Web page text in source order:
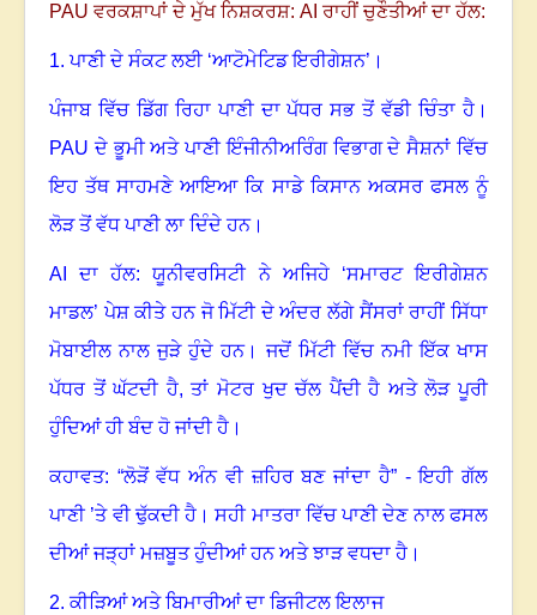
PAU ਵਰਕਸ਼ਾਪਾਂ ਦੇ ਮੁੱਖ ਨਿਸ਼ਕਰਸ਼: AI ਰਾਹੀਂ ਚੁਣੌਤੀਆਂ ਦਾ ਹੱਲ:
1.ਪਾਣੀ ਦੇ ਸੰਕਟ ਲਈ ‘ਆਟੋਮੇਟਿਡ ਇਰੀਗੇਸ਼ਨ’ ।
ਪੰਜਾਬ ਵਿੱਚ ਡਿੱਗ ਰਿਹਾ ਪਾਣੀ ਦਾ ਪੱਧਰ ਸਭ ਤੋਂ ਵੱਡੀ ਚਿੰਤਾ ਹੈ।
PAUਦੇ ਭੂਮੀ ਅਤੇ ਪਾਣੀ ਇੰਜੀਨੀਅਰਿੰਗ ਵਿਭਾਗ ਦੇ ਸੈਸ਼ਨਾਂ ਵਿੱਚ
ਇਹ ਤੱਥ ਸਾਹਮਣੇ ਆਇਆ ਕਿ ਸਾਡੇ ਕਿਸਾਨ ਅਕਸਰ ਫਸਲ ਨੂੰ
ਲੋੜ ਤੋਂ ਵੱਧ ਪਾਣੀ ਲਾ ਦਿੰਦੇ ਹਨ।
AIਦਾ ਹੱਲ: ਯੂਨੀਵਰਸਿਟੀ ਨੇ ਅਜਿਹੇ ‘ਸਮਾਰਟ ਇਰੀਗੇਸ਼ਨ
ਮਾਡਲ’ਪੇਸ਼ ਕੀਤੇ ਹਨ ਜੋ ਮਿੱਟੀ ਦੇ ਅੰਦਰ ਲੱਗੇ ਸੈਂਸਰਾਂ ਰਾਹੀਂ ਸਿੱਧਾ
ਮੋਬਾਈਲ ਨਾਲ ਜੁੜੇ ਹੁੰਦੇ ਹਨ। ਜਦੋਂ ਮਿੱਟੀ ਵਿੱਚ ਨਮੀ ਇੱਕ ਖਾਸ
ਪੱਧਰ ਤੋਂ ਘੱਟਦੀ ਹੈ,ਤਾਂ ਮੋਟਰ ਖੁਦ ਚੱਲ ਪੈਂਦੀ ਹੈ ਅਤੇ ਲੋੜ ਪੂਰੀ
ਹੁੰਦਿਆਂ ਹੀ ਬੰਦ ਹੋ ਜਾਂਦੀ ਹੈ।
ਕਹਾਵਤ: “ਲੋੜੋਂ ਵੱਧ ਅੰਨ ਵੀ ਜ਼ਹਿਰ ਬਣ ਜਾਂਦਾ ਹੈ” - ਇਹੀ ਗੱਲ
ਪਾਣੀ ’ਤੇ ਵੀ ਢੁੱਕਦੀ ਹੈ। ਸਹੀ ਮਾਤਰਾ ਵਿੱਚ ਪਾਣੀ ਦੇਣ ਨਾਲ ਫਸਲ
ਦੀਆਂ ਜੜ੍ਹਾਂ ਮਜ਼ਬੂਤ ਹੁੰਦੀਆਂ ਹਨ ਅਤੇ ਝਾੜ ਵਧਦਾ ਹੈ।
2.ਕੀੜਿਆਂ ਅਤੇ ਬਿਮਾਰੀਆਂ ਦਾ ਡਿਜੀਟਲ ਇਲਾਜ